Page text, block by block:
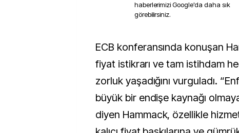
haberlerimizi Google'da daha sık
görebilirsiniz.
ECB konferansında konuşan Hammack, Fed’in
fiyat istikrarı ve tam istihdam
zorluk yaşadığını vurguladı.
büyük bir endişe kaynağı
diyen Hammack, özellikle